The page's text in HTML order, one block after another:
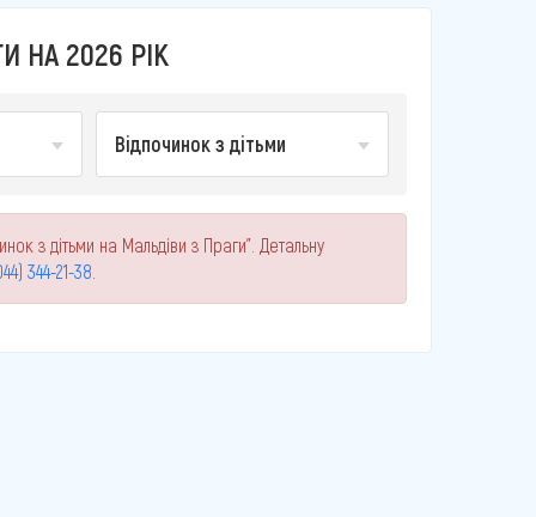
НА 2026 РІК
Відпочинок з дітьми
з дітьми на Мальдіви з Праги". Детальну
344-21-38